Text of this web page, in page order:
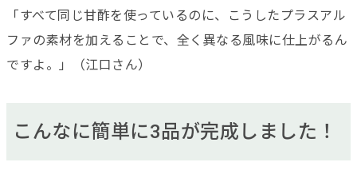
「すべて同じ甘酢を使っているのに、こうしたプラスアル
ファの素材を加えることで、全く異なる風味に仕上がるん
ですよ。」（江口さん）
こんなに簡単に3品が完成しました！